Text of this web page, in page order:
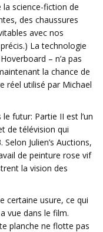
la science-fiction de
des chaussures
avec nos
La technologie
– n’a pas
la chance de
réel utilisé par Michael
futur: Partie II est l’un
de télévision qui
Julien’s Auctions,
de peinture rose vif
la vision des
certaine usure, ce qui
vue dans le film.
planche ne flotte pas